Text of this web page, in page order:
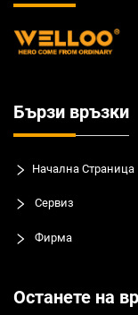
Бързи връзки
Начална Страница
Сервиз
Фирма
Останете на